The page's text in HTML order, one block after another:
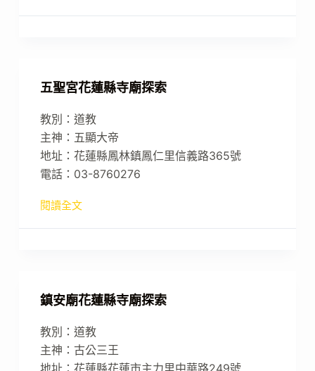
五聖宮花蓮縣寺廟探索
教別：道教
主神：五顯大帝
地址：花蓮縣鳳林鎮鳳仁里信義路365號
電話：03-8760276
閱讀全文
鎮安廟花蓮縣寺廟探索
教別：道教
主神：古公三王
地址：花蓮縣花蓮市主力里中華路249號